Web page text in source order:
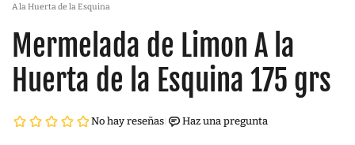
A la Huerta de la Esquina
Mermelada de Limon A la
Huerta de la Esquina 175 grs